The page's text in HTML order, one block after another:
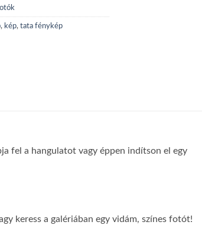
, kép, tata fénykép
fel a hangulatot vagy éppen indítson el egy
keress a galériában egy vidám, színes fotót!